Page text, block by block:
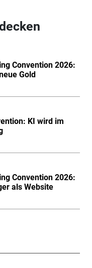
Convention 2026:
Gold
KI wird im
Convention 2026:
als Website